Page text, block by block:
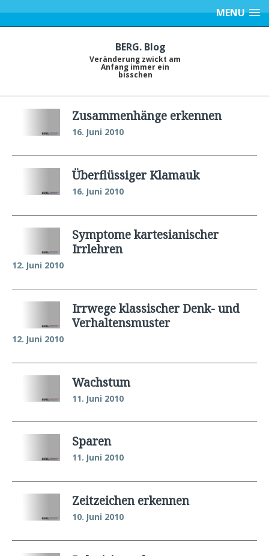
MENU
BERG. Blog
Veränderung zwickt am
Anfang immer ein
bisschen
Zusammenhänge erkennen
16. Juni 2010
Überflüssiger Klamauk
16. Juni 2010
Symptome kartesianischer
Irrlehren
12. Juni 2010
Irrwege klassischer Denk- und
Verhaltensmuster
12. Juni 2010
Wachstum
11. Juni 2010
Sparen
11. Juni 2010
Zeitzeichen erkennen
10. Juni 2010